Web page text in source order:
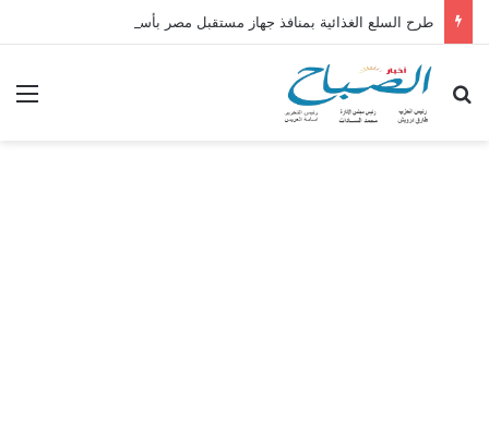
طرح السلع الغذائية بمنافذ جهاز مستقبل مصر بأسعار مخفضة
بحث عن